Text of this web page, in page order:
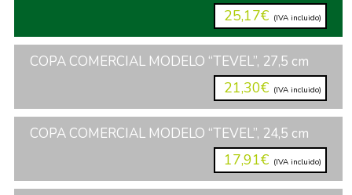
25,17€ (IVA incluido)
COPA COMERCIAL MODELO “TEVEL”, 27,5 cm
21,30€ (IVA incluido)
COPA COMERCIAL MODELO “TEVEL”, 24,5 cm
17,91€ (IVA incluido)